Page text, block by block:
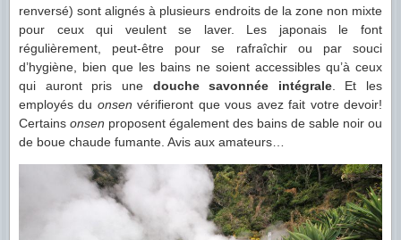
renversé) sont alignés à plusieurs endroits de la zone non mixte
pour ceux qui veulent se laver. Les japonais le font
régulièrement, peut-être pour se rafraîchir ou par souci
d’hygiène, bien que les bains ne soient accessibles qu’à ceux
qui auront pris une douche savonnée intégrale. Et les
employés du onsen vérifieront que vous avez fait votre devoir!
Certains onsen proposent également des bains de sable noir ou
de boue chaude fumante. Avis aux amateurs…